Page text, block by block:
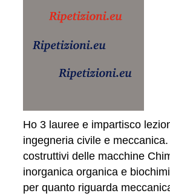
Ho 3 lauree e impartisco
ingegneria civile e
costruttivi delle macchine
inorganica organica e
per quanto riguarda